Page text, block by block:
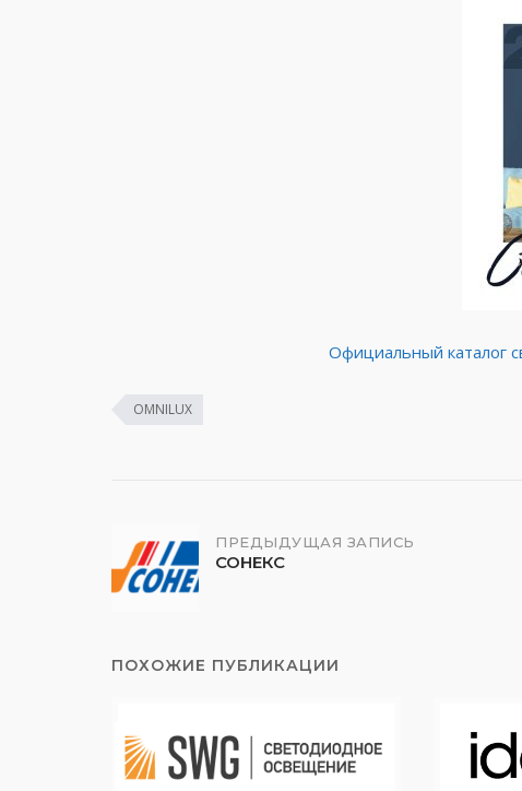
Официальный каталог
OMNILUX
Навигация
по
ПРЕДЫДУЩАЯ ЗАПИСЬ
СОНЕКС
ПОХОЖИЕ ПУБЛИКАЦИИ